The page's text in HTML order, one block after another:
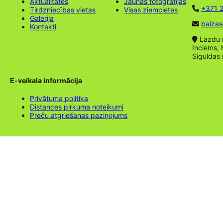
Tirdzniecības vietas
Galerija
Kontakti
Visas ziemcietes
+371
Lazdu
Inciems,
Siguldas
E-veikala informācija
Privātuma politika
Distances pirkuma noteikumi
Preču atgriešanas paziņojums